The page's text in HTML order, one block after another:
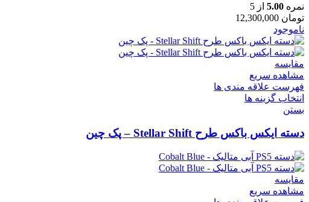
نمره 5.00 از 5
تومان
ناموجود
مقایسه
مشاهده سریع
فهرست علاقه مندی ها
انتخاب گزینه ها
بستن
دسته ایکس باکس طرح Stellar Shift – پک چین
مقایسه
مشاهده سریع